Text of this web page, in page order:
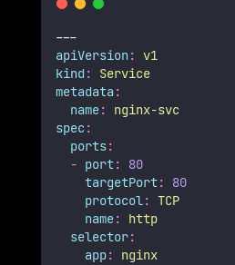
---
apiVersion: v1
kind :
Service
metadata:
name:
nginx-svc
spec :
ports:
- port:
80
targetPort:
80
protocol: TCP
name:
http
selector:
app: nginx